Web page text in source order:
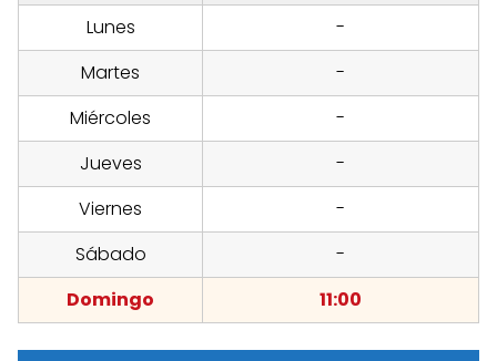
Lunes
-
Martes
-
Miércoles
-
Jueves
-
Viernes
-
Sábado
-
Domingo
11:00